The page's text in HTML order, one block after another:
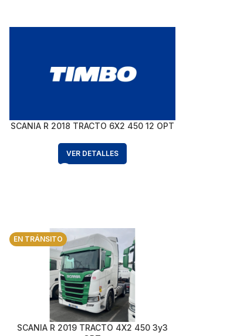
SCANIA R 2018 TRACTO 6X2 450 12 OPT
VER DETALLES
EN TRÁNSITO
SCANIA R 2019 TRACTO 4X2 450 3y3